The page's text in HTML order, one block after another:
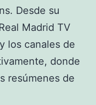
Desde su
Madrid TV
los canales de
donde
resúmenes de